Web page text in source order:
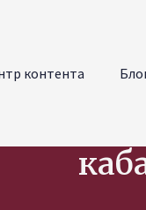
контента